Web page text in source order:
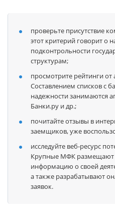
проверьте присутствие
этот критерий говорит о
подконтрольности
структурам;
просмотрите рейтинги от
Составлением списков с
надежности занимаются
Банки.ру и др.;
почитайте отзывы в
заемщиков, уже
исследуйте веб-ресурс
Крупные МФК размещают
информацию о своей
а также разрабатывают
заявок.